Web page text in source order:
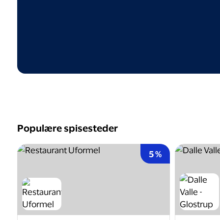
Populære spisesteder
5 %